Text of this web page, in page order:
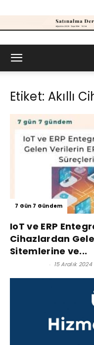
Etiket: Akıllı
7 Gün 7 Gündem
IoT ve ERP
Cihazlardan
Sitemlerine ve...
- 15 Aralık 2024